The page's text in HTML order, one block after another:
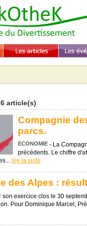
article(s)
Compagnie
parcs.
ECONOMIE - La
précédents. Le chiffre
lire la suite
des Alpes :
son exercice clos le 30
Pour Dominique Marcel,